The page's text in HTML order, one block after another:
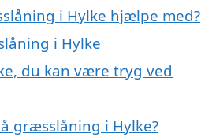
i Hylke hjælpe med?
i Hylke
du kan være tryg ved
græsslåning i Hylke?